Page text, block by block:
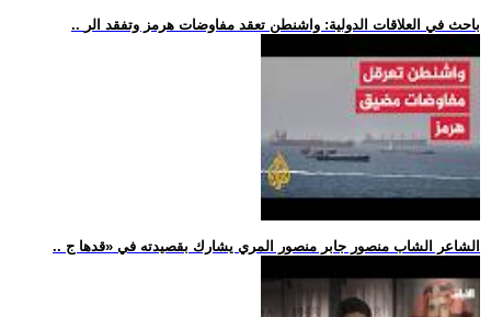
.. باحث في العلاقات الدولية: واشنطن تعقد مفاوضات هرمز وتفقد الر
.. الشاعر الشاب منصور جابر منصور المري يشارك بقصيدته في «قدها ج